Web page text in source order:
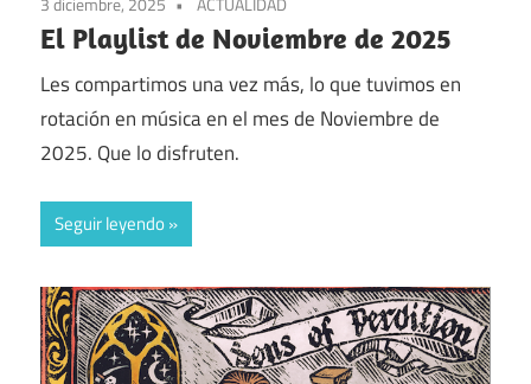
El Playlist de Noviembre de 2025
Les compartimos una vez más, lo que tuvimos en
rotación en música en el mes de Noviembre de
2025. Que lo disfruten.
Seguir leyendo